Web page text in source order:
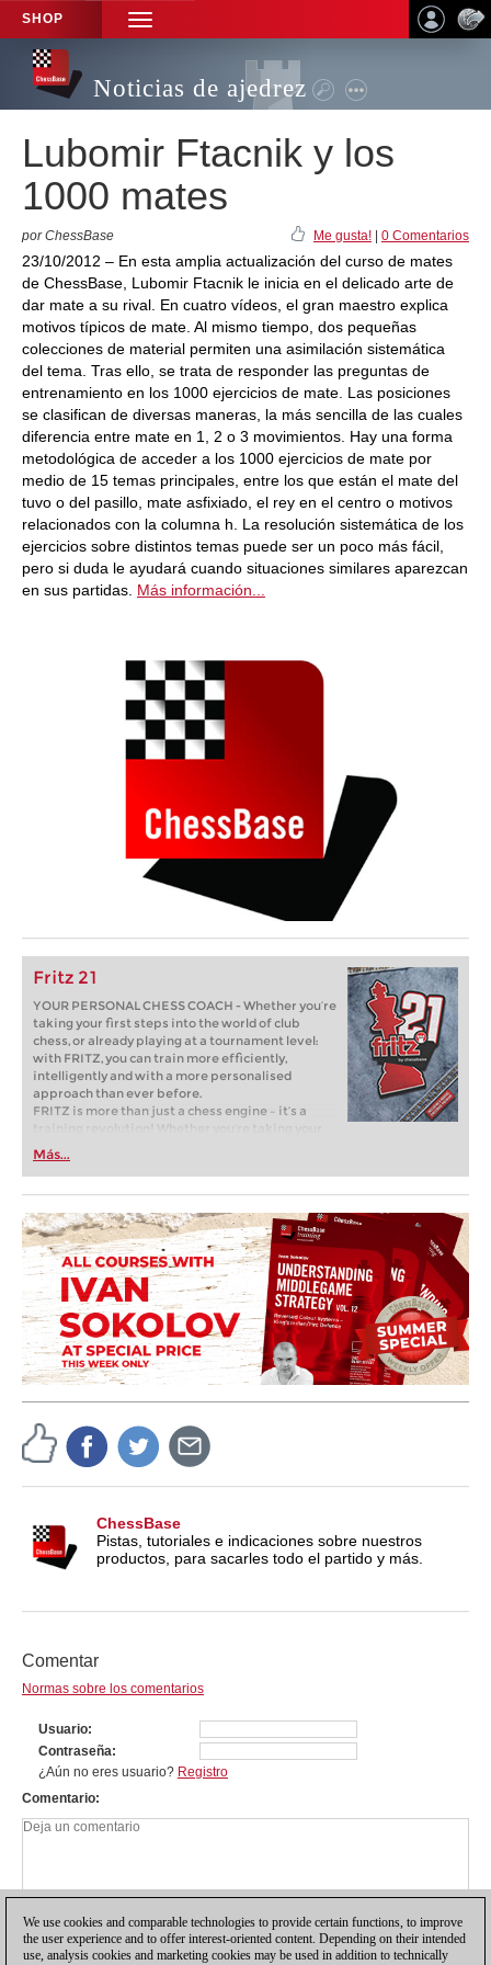
SHOP
TOGGLE
NAVIGATION
Noticias de ajedrez
Lubomir Ftacnik y los
1000 mates
por ChessBase Me gusta! 0 Comentarios
23/10/2012 – En esta amplia actualización del curso de mates
de ChessBase, Lubomir Ftacnik le inicia en el delicado arte de
dar mate a su rival. En cuatro vídeos, el gran maestro explica
motivos típicos de mate. Al mismo tiempo, dos pequeñas
colecciones de material permiten una asimilación sistemática
del tema. Tras ello, se trata de responder las preguntas de
entrenamiento en los 1000 ejercicios de mate. Las posiciones
se clasifican de diversas maneras, la más sencilla de las cuales
diferencia entre mate en 1, 2 o 3 movimientos. Hay una forma
metodológica de acceder a los 1000 ejercicios de mate por
medio de 15 temas principales, entre los que están el mate del
tuvo o del pasillo, mate asfixiado, el rey en el centro o motivos
relacionados con la columna h. La resolución sistemática de los
ejercicios sobre distintos temas puede ser un poco más fácil,
pero si duda le ayudará cuando situaciones similares aparezcan
en sus partidas. Más información...
Fritz 21
YOUR PERSONAL CHESS COACH - Whether you’re
taking your first steps into the world of club
chess, or already playing at a tournament level:
with FRITZ, you can train more efficiently,
intelligently and with a more personalised
approach than ever before.
FRITZ is more than just a chess engine – it’s a
training revolution! Whether you’re taking your
first steps into the world of club chess, or already
playing at a tournament level: with FRITZ, you can
train more efficiently, intelligently and with a
more personalised approach than ever before.
Más...
ChessBase
Pistas, tutoriales e indicaciones sobre nuestros
productos, para sacarles todo el partido y más.
Comentar
Normas sobre los comentarios
Usuario
Contraseña
¿Aún no eres usuario? Registro
Comentario
We use cookies and comparable technologies to provide certain functions, to improve
the user experience and to offer interest-oriented content. Depending on their intended
use, analysis cookies and marketing cookies may be used in addition to technically